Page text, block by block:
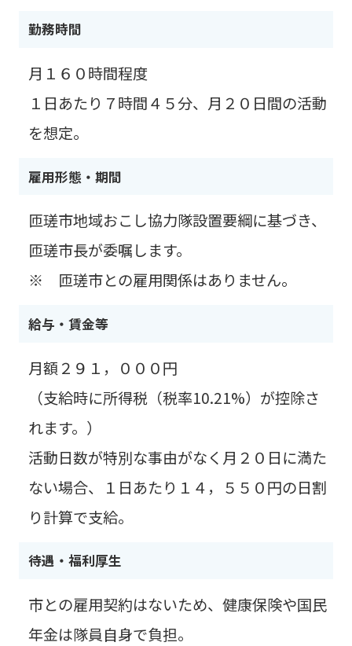
勤務時間
月１６０時間程度
１日あたり７時間４５分、月２０日間の活動
を想定。
雇用形態・期間
匝瑳市地域おこし協力隊設置要綱に基づき、
匝瑳市長が委嘱します。
※ 匝瑳市との雇用関係はありません。
給与・賃金等
月額２９１，０００円
（支給時に所得税（税率10.21%）が控除さ
れます。）
活動日数が特別な事由がなく月２０日に満た
ない場合、１日あたり１４，５５０円の日割
り計算で支給。
待遇・福利厚生
市との雇用契約はないため、健康保険や国民
年金は隊員自身で負担。